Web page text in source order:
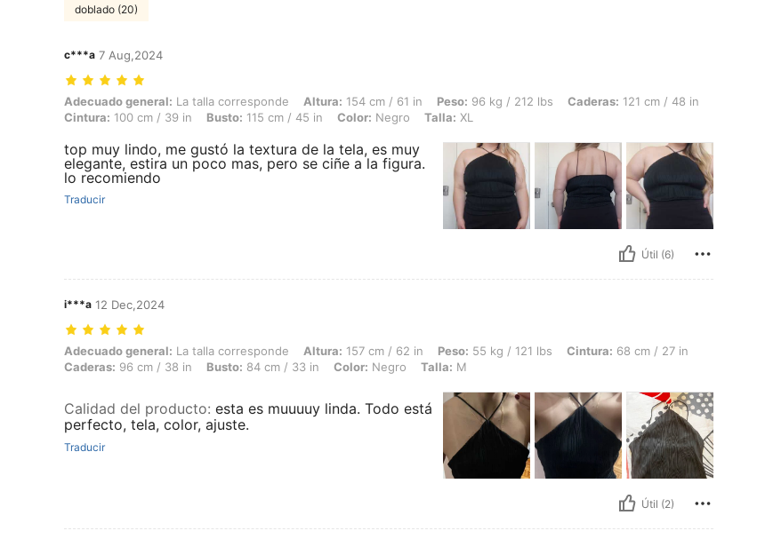
doblado (20)
c***a 7 Aug,2024
Adecuado general: La talla corresponde, Altura: 154 cm / 61 in, Peso: 96 kg / 212 lbs, Caderas: 121 cm / 48 in, Cintura: 100 cm / 39 in, Busto:
Adecuado general: La talla corresponde Altura: 154 cm / 61 in Peso: 96 kg / 212 lbs Caderas: 121 cm / 48 in
Cintura: 100 cm / 39 in Busto: 115 cm / 45 in Color: Negro Talla: XL
top muy lindo, me gustó la textura de la tela, es muy
elegante, estira un poco mas, pero se ciñe a la figura.
lo recomiendo
Traducir
Útil (6)
i***a 12 Dec,2024
Adecuado general: La talla corresponde, Altura: 157 cm / 62 in, Peso: 55 kg / 121 lbs, Cintura: 68 cm / 27 in, Caderas: 96 cm / 38 in, Busto: 84
Adecuado general: La talla corresponde Altura: 157 cm / 62 in Peso: 55 kg / 121 lbs Cintura: 68 cm / 27 in
Caderas: 96 cm / 38 in Busto: 84 cm / 33 in Color: Negro Talla: M
Calidad del producto: esta es muuuuy linda. Todo está
perfecto, tela, color, ajuste.
Traducir
Útil (2)